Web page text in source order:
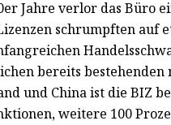
Jahre verlor das Büro
schrumpften auf
bereits
und China ist die BIZ
weitere 100